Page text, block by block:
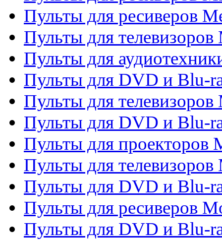
Пульты для ресиверов
Пульты для телевизоров
Пульты для
Пульты для DVD и Blu-
Пульты для
Пульты для DVD и Blu-
Пульты для проекторов
Пульты для
Пульты для DVD и Blu-
Пульты для ресиверов
Пульты для DVD и Blu-